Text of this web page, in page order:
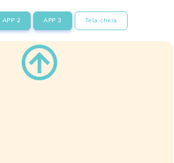
APP 2 APP 3 Tela cheia